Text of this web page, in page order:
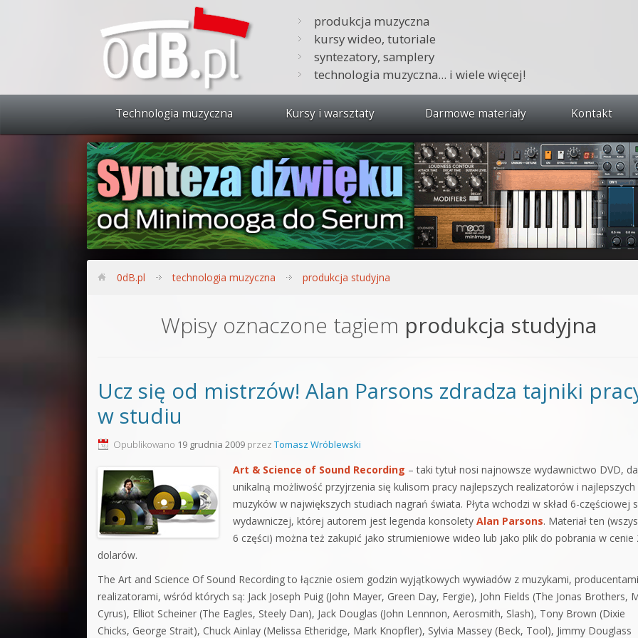
produkcja muzyczna
kursy wideo, tutoriale
syntezatory, samplery
technologia muzyczna... i wiele więcej!
Technologia muzyczna Kursy i warsztaty
Zobacz wszystkie kursy i warsztaty
Synteza dźwięku 🔥
Produkcja muzyczna w praktyce
Bitwig Studio od podstaw
Sound Forge od podstaw
Kontakt 5 Kompendium
Darmowe materiały Kontakt
0dB.pl technologia muzyczna produkcja studyjna
Wpisy oznaczone tagiem produkcja studyjna
Ucz się od mistrzów! Alan Parsons zdradza tajniki
w studiu
Opublikowano 19 grudnia 2009 przez Tomasz Wróblewski
Art & Science of Sound Recording – taki tytuł nosi najnowsze wydawnictwo DVD,
unikalną możliwość przyjrzenia się kulisom pracy najlepszych realizatorów i najlepszych
muzyków w największych studiach nagrań świata. Płyta wchodzi w skład 6-częściowej
wydawniczej, której autorem jest legenda konsolety Alan Parsons. Materiał ten
6 części) można też zakupić jako strumieniowe wideo lub jako plik do pobrania w cenie
dolarów.
The Art and Science Of Sound Recording to łącznie osiem godzin wyjątkowych wywiadów z muzykami,
realizatorami, wśród których są: Jack Joseph Puig (John Mayer, Green Day, Fergie), John Fields (The Jonas Brothers,
Cyrus), Elliot Scheiner (The Eagles, Steely Dan), Jack Douglas (John Lennnon, Aerosmith, Slash), Tony Brown (Dixie
Chicks, George Strait), Chuck Ainlay (Melissa Etheridge, Mark Knopfler), Sylvia Massey (Beck, Tool), Jimmy Douglass